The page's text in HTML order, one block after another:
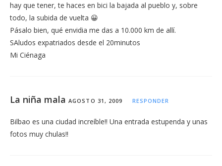
hay que tener, te haces en bici la bajada al pueblo y, sobre
todo, la subida de vuelta 😀
Pásalo bien, qué envidia me das a 10.000 km de allí.
SAludos expatriados desde el 20minutos
Mi Ciénaga
La niña mala AGOSTO 31, 2009 RESPONDER
Bilbao es una ciudad increíble!! Una entrada estupenda y unas
fotos muy chulas!!